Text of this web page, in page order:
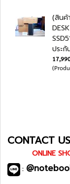
(สินค้
ประ
CONTACT US
ONLINE
: